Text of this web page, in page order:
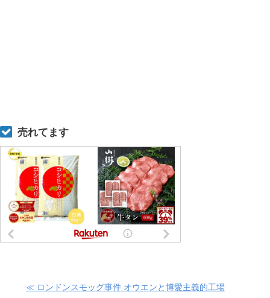
売れてます
≪ ロンドンスモッグ事件 オウエンと博愛主義的工場